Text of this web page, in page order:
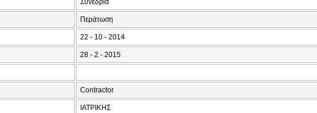
Συνέδρια
Περάτωση
22 - 10 - 2014
28 - 2 - 2015
Contractor
ΙΑΤΡΙΚΗΣ